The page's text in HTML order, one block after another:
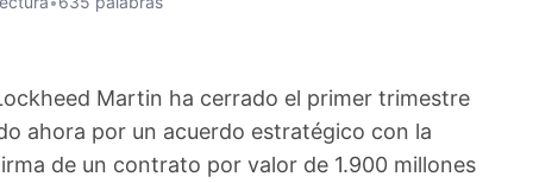
Martin ha cerrado el primer trimestre
ahora por un acuerdo estratégico con la
de un contrato por valor de 1.900 millones